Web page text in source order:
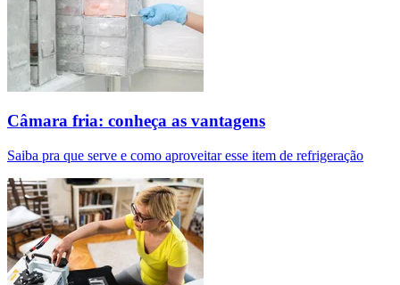
Câmara fria: conheça as vantagens
Saiba pra que serve e como aproveitar esse item de refrigeração